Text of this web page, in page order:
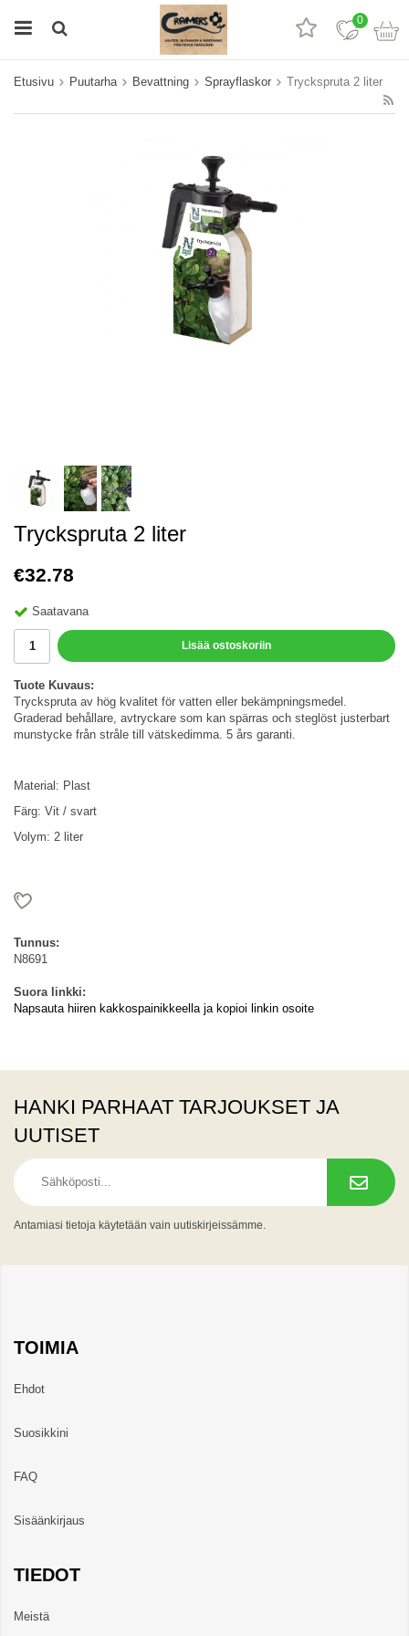
0
Etusivu Puutarha Bevattning Sprayflaskor Tryckspruta 2 liter
Tryckspruta 2 liter
€32.78
Saatavana
Lisää ostoskoriin
Tuote Kuvaus:
Tryckspruta av hög kvalitet för vatten eller bekämpningsmedel.
Graderad behållare, avtryckare som kan spärras och steglöst justerbart
munstycke från stråle till vätskedimma. 5 års garanti.
Material: Plast
Färg: Vit / svart
Volym: 2 liter
Tunnus:
N8691
Suora linkki:
Napsauta hiiren kakkospainikkeella ja kopioi linkin osoite
HANKI PARHAAT TARJOUKSET JA
UUTISET
Antamiasi tietoja käytetään vain uutiskirjeissämme.
TOIMIA
Ehdot
Suosikkini
FAQ
Sisäänkirjaus
TIEDOT
Meistä